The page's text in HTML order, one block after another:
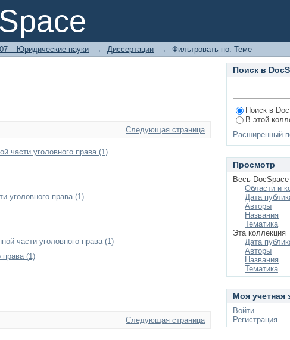
– Юридические науки → Диссертации → Фильтровать по: Теме
Следующая страница
части уголовного права (1)
уголовного права (1)
части уголовного права (1)
права (1)
Следующая страница
Поиск в
Поиск в
В этой
Расширенный
Просмотр
Весь DocSpace
Области и
Дата
Авторы
Названия
Тематика
Эта коллекция
Дата
Авторы
Названия
Тематика
Моя учетная
Войти
Регистрация